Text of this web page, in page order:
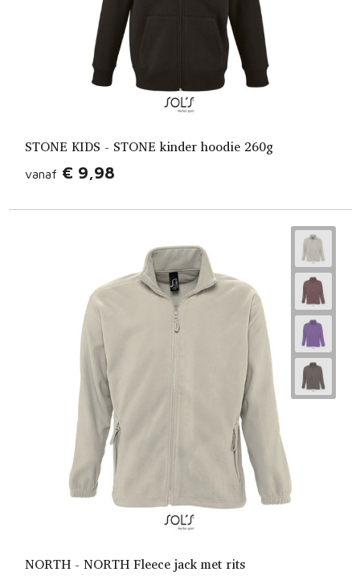
STONE KIDS - STONE kinder hoodie 260g
vanaf € 9,98
NORTH - NORTH Fleece jack met rits